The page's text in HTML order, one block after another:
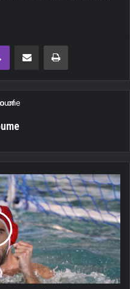
Viber Κοινοποίηση μέσω ηλεκτρονικού ταχυδρομείουΕκτύπωση